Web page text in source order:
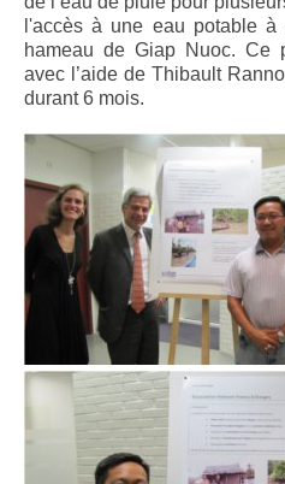
l'accès à une eau potable
hameau de Giap Nuoc. Ce
avec l’aide de Thibault
durant 6 mois.